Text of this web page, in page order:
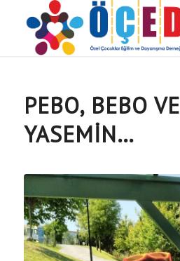
PEBO, BEBO VE
YASEMIN…